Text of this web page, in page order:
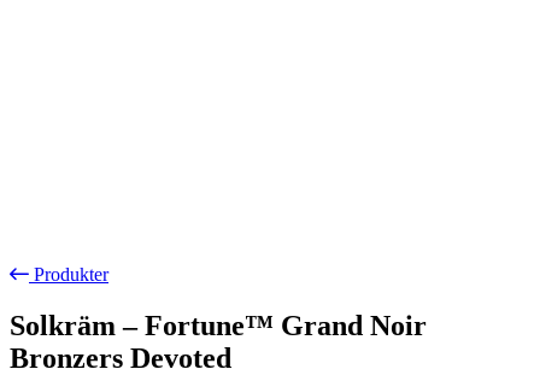
Produkter
Solkräm – Fortune™ Grand Noir
Bronzers Devoted